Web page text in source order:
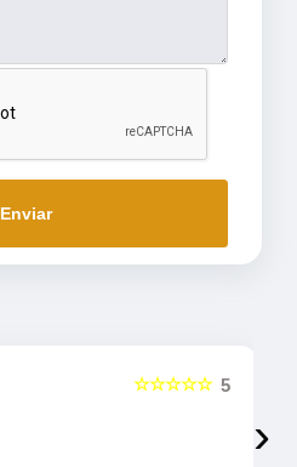
Enviar
5
☆☆☆☆☆
›